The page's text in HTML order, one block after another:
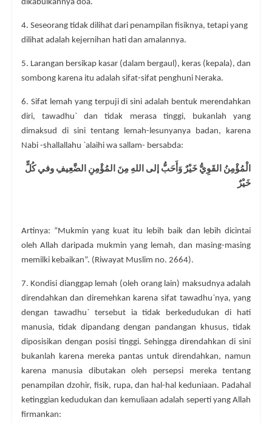
dikabulkannya doa.
4. Seseorang tidak dilihat dari penampilan fisiknya, tetapi yang
dilihat adalah kejernihan hati dan amalannya.
5. Larangan bersikap kasar (dalam bergaul), keras (kepala), dan
sombong karena itu adalah sifat-sifat penghuni Neraka.
6. Sifat lemah yang terpuji di sini adalah bentuk merendahkan
diri, tawadhu` dan tidak merasa tinggi, bukanlah yang
dimaksud di sini tentang lemah-lesunyanya badan, karena
Nabi -shallallahu `alaihi wa sallam- bersabda:
الْمُؤْمِنُ القَوِيُّ خَيْرٌ وَأَحَبُّ إلى اللهِ مِنَ المُؤْمِنِ الضَّعِيفِ وفي كُلٍّ
خَيْرٌ
Artinya: “Mukmin yang kuat itu lebih baik dan lebih dicintai
oleh Allah daripada mukmin yang lemah, dan masing-masing
memilki kebaikan”. (Riwayat Muslim no. 2664).
7. Kondisi dianggap lemah (oleh orang lain) maksudnya adalah
direndahkan dan diremehkan karena sifat tawadhu`nya, yang
dengan tawadhu` tersebut ia tidak berkedudukan di hati
manusia, tidak dipandang dengan pandangan khusus, tidak
diposisikan dengan posisi tinggi. Sehingga direndahkan di sini
bukanlah karena mereka pantas untuk direndahkan, namun
karena manusia dibutakan oleh persepsi mereka tentang
penampilan dzohir, fisik, rupa, dan hal-hal keduniaan. Padahal
ketinggian kedudukan dan kemuliaan adalah seperti yang Allah
firmankan: